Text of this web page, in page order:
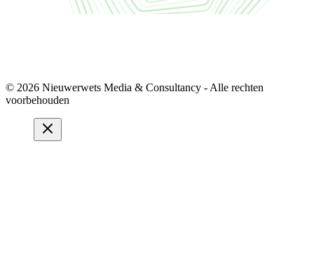
© 2026 Nieuwerwets Media & Consultancy - Alle rechten
voorbehouden